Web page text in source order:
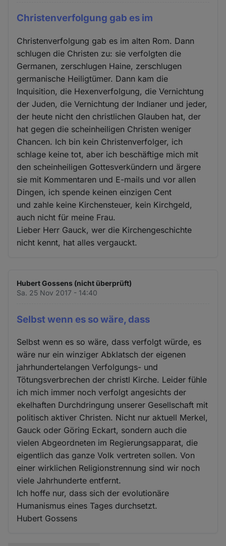
Christenverfolgung gab es im
Christenverfolgung gab es im alten Rom. Dann
schlugen die Christen zu: sie verfolgten die
Germanen, zerschlugen Haine, zerschlugen
germanische Heiligtümer. Dann kam die
Inquisition, die Hexenverfolgung, die Vernichtung
der Juden, die Vernichtung der Indianer und jeder,
der heute nicht den christlichen Glauben hat, der
hat gegen die scheinheiligen Christen weniger
Chancen. Ich bin kein Christenverfolger, ich
schlage keine tot, aber ich beschäftige mich mit
den scheinheiligen Gottesverkündern und ärgere
sie mit Kommentaren und E-mails und vor allen
Dingen, ich spende keinen einzigen Cent
und zahle keine Kirchensteuer, kein Kirchgeld,
auch nicht für meine Frau.
Lieber Herr Gauck, wer die Kirchengeschichte
nicht kennt, hat alles vergauckt.
Hubert Gossens (nicht überprüft)
Sa. 25 Nov 2017 - 14:40
Selbst wenn es so wäre, dass
Selbst wenn es so wäre, dass verfolgt würde, es
wäre nur ein winziger Abklatsch der eigenen
jahrhundertelangen Verfolgungs- und
Tötungsverbrechen der christl Kirche. Leider fühle
ich mich immer noch verfolgt angesichts der
ekelhaften Durchdringung unserer Gesellschaft mit
politisch aktiver Christen. Nicht nur aktuell Merkel,
Gauck oder Göring Eckart, sondern auch die
vielen Abgeordneten im Regierungsapparat, die
eigentlich das ganze Volk vertreten sollen. Von
einer wirklichen Religionstrennung sind wir noch
viele Jahrhunderte entfernt.
Ich hoffe nur, dass sich der evolutionäre
Humanismus eines Tages durchsetzt.
Hubert Gossens